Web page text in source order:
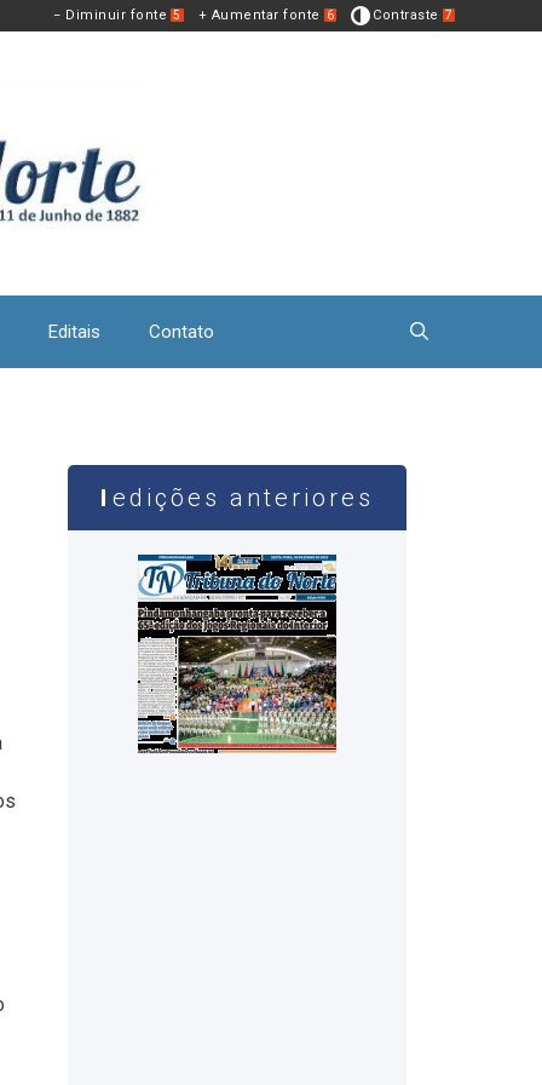
− Diminuir fonte 5 + Aumentar fonte 6 Contraste 7
Editais Contato
edições anteriores